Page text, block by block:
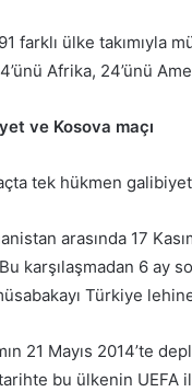
farklı ülke takımıyla
Afrika, 24’ünü
ve Kosova maçı
tek hükmen galibiyeti
arasında 17
karşılaşmadan 6 ay
Türkiye
21 Mayıs 2014’te
bu ülkenin UEFA